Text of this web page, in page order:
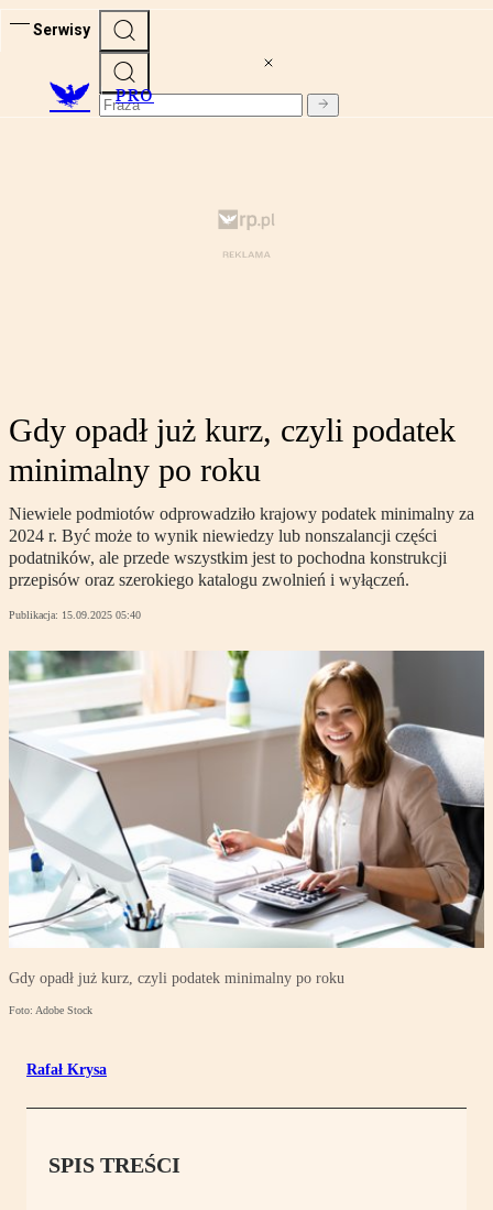
Serwisy
PRO
Gdy opadł już kurz, czyli podatek
minimalny po roku
Niewiele podmiotów odprowadziło krajowy podatek minimalny za
2024 r. Być może to wynik niewiedzy lub nonszalancji części
podatników, ale przede wszystkim jest to pochodna konstrukcji
przepisów oraz szerokiego katalogu zwolnień i wyłączeń.
Publikacja: 15.09.2025 05:40
Gdy opadł już kurz, czyli podatek minimalny po roku
Foto: Adobe Stock
Rafał Krysa
SPIS TREŚCI